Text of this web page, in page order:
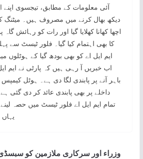
آئی معلومات کے مطابق، تیجسوی اپنے
دیکھ بھال کرنے میں مصروف ہیں۔ میٹنگ
اچھا کھانا کھلایا گیا اور رات کو رہائش
کا بھی اہتمام کیا گیا۔ فلور ٹیسٹ سے
ایم ایل اے کو بھی بودھ گیا کے ہوٹلوں
اب خبریں آ رہی ہیں کہ پارٹی نے ایم
باہر آنے پر پابندی لگا دی ہے۔ ہوٹل
داخلے پر بھی پابندی عائد کر دی گئی
تمام ایم ایل اے فلور ٹیسٹ میں حصہ
وزراء اور سرکاری ملازمین کو